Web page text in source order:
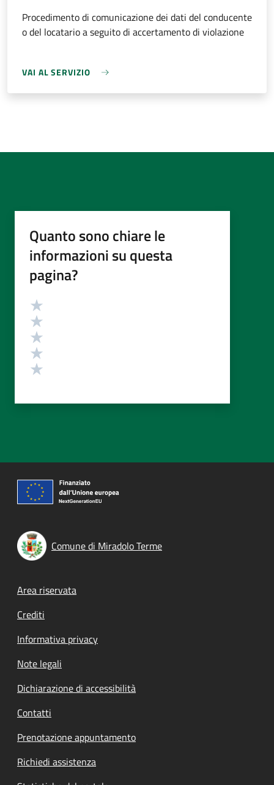
Procedimento di comunicazione dei dati del conducente
o del locatario a seguito di accertamento di violazione
VAI AL SERVIZIO
Quanto sono chiare le
informazioni su questa
pagina?
Valutazione
Comune di Miradolo Terme
Footer menu
Area riservata
Crediti
Informativa privacy
Note legali
Dichiarazione di accessibilità
Contatti
Prenotazione appuntamento
Richiedi assistenza